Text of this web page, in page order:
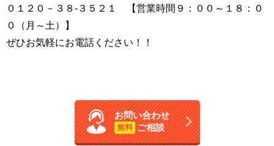
０１２０－３８-３５２１ 【営業時間９：００～１８：０
０（月～土）】
ぜひお気軽にお電話ください！！
お問い合わせ
無料 ご相談